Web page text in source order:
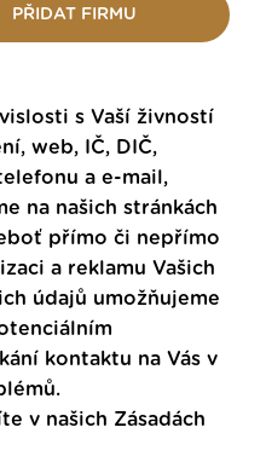
PŘIDAT FIRMU
s Vaší živností
web, IČ, DIČ,
a e-mail,
na našich stránkách
přímo či nepřímo
a reklamu Vašich
údajů umožňujeme
kontaktu na Vás v
v našich Zásadách